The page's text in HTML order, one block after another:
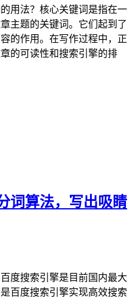
用法？核心关键词是指在一
主题的关键词。它们起到了
的作用。在写作过程中，正
的可读性和搜索引擎的排
词算法，写出吸睛
度搜索引擎是目前国内最大
百度搜索引擎实现高效搜索